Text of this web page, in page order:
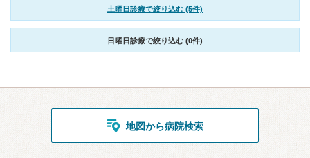
土曜日診療で絞り込む (5件)
日曜日診療で絞り込む (0件)
地図から病院検索